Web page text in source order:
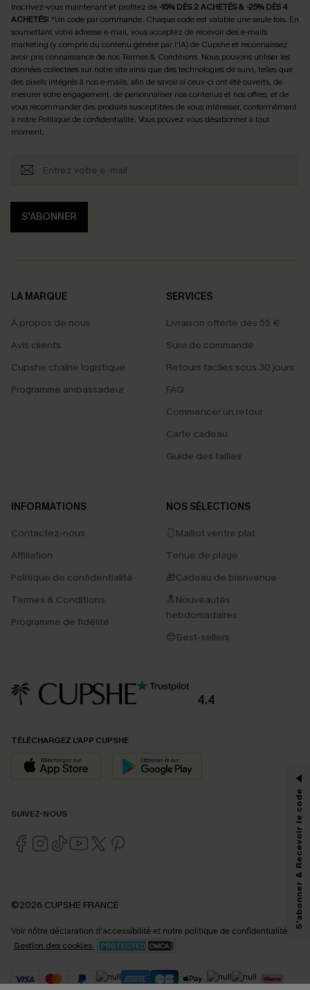
Inscrivez-vous maintenant et profitez de -15% DÈS 2 ACHETÉS & -25% DÈS 4
ACHETÉS! *Un code par commande. Chaque code est valable une seule fois. En
soumettant votre adresse e-mail, vous acceptez de recevoir des e-mails
marketing (y compris du contenu généré par l'IA) de Cupshe et reconnaissez
avoir pris connaissance de nosTermes & Conditions. Nous pouvons utiliser les
données collectées sur notre site ainsi que des technologies de suivi, telles que
des pixels intégrés à nos e-mails, afin de savoir si ceux-ci ont été ouverts, de
mesurer votre engagement, de personnaliser nos contenus et nos offres, et de
vous recommander des produits susceptibles de vous intéresser, conformément
à notre Politique de confidentialité. Vous pouvez vous désabonner à tout
moment.
S'ABONNER
LA MARQUE
À propos de nous
Avis clients
Cupshe chaîne logistique
Programme ambassadeur
SERVICES
Livraison offerte dès 55 €
Suivi de commande
Retours faciles sous 30 jours
FAQ
Commencer un retour
Carte cadeau
Guide des tailles
INFORMATIONS
Contactez-nous
Affiliation
Politique de confidentialité
Termes & Conditions
Programme de fidélité
NOS SÉLECTIONS
🩱Maillot ventre plat
Tenue de plage
🎁Cadeau de bienvenue
🔝Nouveautés
hebdomadaires
😍Best-sellers
4.4
TÉLÉCHARGEZ L’APP CUPSHE
SUIVEZ-NOUS
©2026 CUPSHE FRANCE
Voir nôtre déclaration d'accessibilité et notre politique de confidentialité.
Gestion des cookies
PROFITEZ DE -15%
-15% dès 2 Achetés par E-mail
En soumettant votre adresse e-mail, vous acceptez de recevoir des e-mails
marketing (y compris du contenu généré par l'IA) de Cupshe et
personnaliser nos contenus et nos offres, et de vous recommander des
Politique de
confidentialité. Vous pouvez vous désabonner à tout moment.
S'abonner & Recevoir le code